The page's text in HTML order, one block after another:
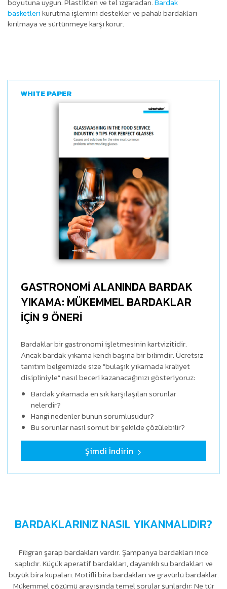
basketlerikurutma işlemini destekler ve pahalı bardakları
kırılmaya ve sürtünmeye karşı korur.
WHITE PAPER
GASTRONOMİ ALANINDA BARDAK
YIKAMA: MÜKEMMEL BARDAKLAR
İÇİN 9 ÖNERİ
Bardaklar bir gastronomi işletmesinin kartvizitidir.
Ancak bardak yıkama kendi başına bir bilimdir. Ücretsiz
tanıtım belgemizde size "bulaşık yıkamada kraliyet
disipliniyle" nasıl beceri kazanacağınızı gösteriyoruz:
Bardak yıkamada en sık karşılaşılan sorunlar
nelerdir?
Hangi nedenler bunun sorumlusudur?
Bu sorunlar nasıl somut bir şekilde çözülebilir?
Şimdi İndirin
BARDAKLARINIZ NASIL YIKANMALIDIR?
Filigran şarap bardakları vardır. Şampanya bardakları ince
saplıdır. Küçük aperatif bardakları, dayanıklı su bardakları ve
büyük bira kupaları. Motifli bira bardakları ve gravürlü bardaklar.
Mükemmel çözümü arayışında temel sorular şunlardır: Ne tür